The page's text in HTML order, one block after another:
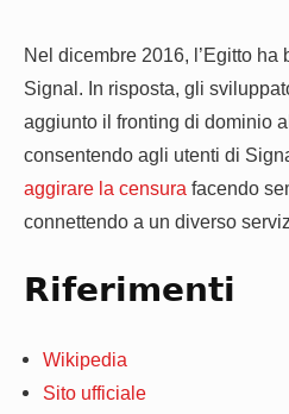
Nel dicembre 2016, l’Egitto ha
Signal. In risposta, gli
aggiunto il fronting di dominio
consentendo agli utenti di
aggirare la censura facendo
connettendo a un diverso
Riferimenti
Wikipedia
Sito ufficiale